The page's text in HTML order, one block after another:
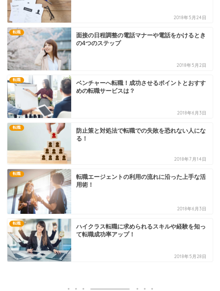
2018年5月24日
転職
面接の日程調整の電話マナーや電話をかけるとき
の4つのステップ
2018年5月2日
転職
ベンチャーへ転職！成功させるポイントとおすす
めの転職サービスは？
2018年6月3日
転職
防止策と対処法で転職での失敗を恐れない人にな
る！
2018年7月14日
転職
転職エージェントの利用の流れに沿った上手な活
用術！
2018年6月3日
転職
ハイクラス転職に求められるスキルや経験を知っ
て転職成功率アップ！
2018年5月28日